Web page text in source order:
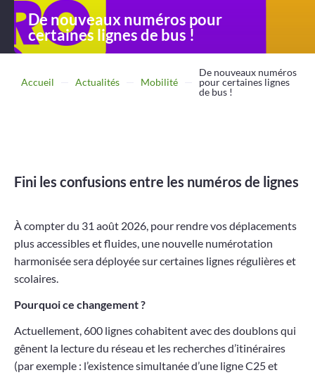
De nouveaux numéros pour
certaines lignes de bus !
Accueil Actualités Mobilité
De nouveaux numéros
pour certaines lignes
de bus !
Fini les confusions entre les numéros de lignes
À compter du 31 août 2026, pour rendre vos déplacements
plus accessibles et fluides, une nouvelle numérotation
harmonisée sera déployée sur certaines lignes régulières et
scolaires.
Pourquoi ce changement ?
Actuellement, 600 lignes cohabitent avec des doublons qui
gênent la lecture du réseau et les recherches d’itinéraires
(par exemple : l’existence simultanée d’une ligne C25 et
Déchets et assainissement
TravaillerEntreprendre
Agenda
Actualités